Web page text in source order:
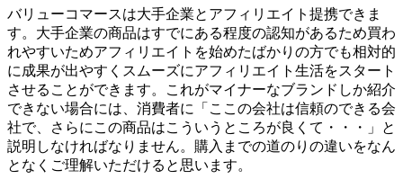
バリューコマースは大手企業とアフィリエイト提携できま
す。大手企業の商品はすでにある程度の認知があるため買わ
れやすいためアフィリエイトを始めたばかりの方でも相対的
に成果が出やすくスムーズにアフィリエイト生活をスタート
させることができます。これがマイナーなブランドしか紹介
できない場合には、消費者に「ここの会社は信頼のできる会
社で、さらにこの商品はこういうところが良くて・・・」と
説明しなければなりません。購入までの道のりの違いをなん
となくご理解いただけると思います。